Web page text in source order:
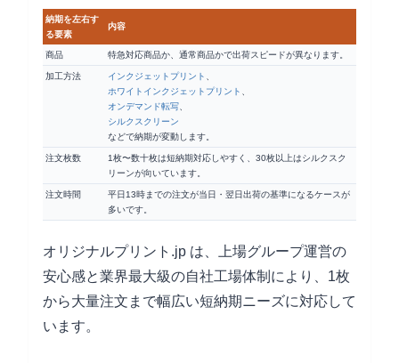
納期を左右す
る要素
内容
商品 特急対応商品か、通常商品かで出荷スピードが異なります。
加工方法 インクジェットプリント
ホワイトインクジェットプリント
オンデマンド転写
シルクスクリーン
などで納期が変動します。
注文枚数
1枚〜数十枚は短納期対応しやすく、30枚以上はシルクスク
リーンが向いています。
注文時間
平日13時までの注文が当日・翌日出荷の基準になるケースが
多いです。
オリジナルプリント.jp は、上場グループ運営の
安心感と業界最大級の自社工場体制により、1枚
から大量注文まで幅広い短納期ニーズに対応して
います。